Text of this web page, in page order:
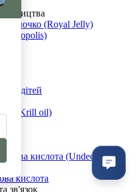
молочко (Royal Jelly)
(Propolis)
для дітей
(Krill oil)
кислота (Undecylenic
кислота
зв'язок